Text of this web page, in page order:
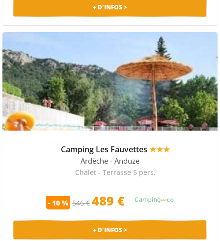
+ D'INFOS >
Camping Les Fauvettes ★★★
Ardèche - Anduze
Chalet - Terrasse 5 pers.
- 10 % 546 € 489 €
+ D'INFOS >